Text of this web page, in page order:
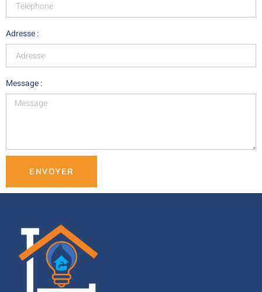
Adresse :
Message :
ENVOYER